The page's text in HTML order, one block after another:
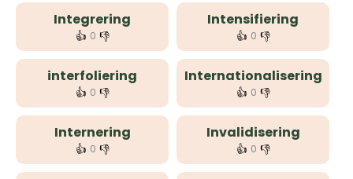
Integrering
👍 0 👎
Intensifiering
👍 0 👎
interfoliering
👍 0 👎
Internationalisering
👍 0 👎
Internering
👍 0 👎
Invalidisering
👍 0 👎